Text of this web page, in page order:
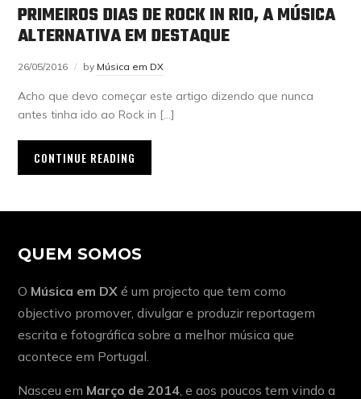
PRIMEIROS DIAS DE ROCK IN RIO, A MÚSICA
ALTERNATIVA EM DESTAQUE
26/05/2016 by Música em DX
Acho que devo começar este artigo dizendo que nunca
antes tinha ido ao Rock in […]
CONTINUE READING
QUEM SOMOS
O Música em DX é um projecto que tem como
objectivo promover, divulgar e produzir reportagem
escrita e fotográfica sobre a melhor música que
acontece em Portugal.
Nasceu em Março de 2014 , e aos poucos tem vindo a